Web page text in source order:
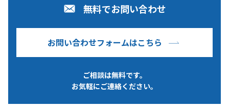
無料でお問い合わせ
お問い合わせフォームはこちら
ご相談は無料です。
お気軽にご連絡ください。